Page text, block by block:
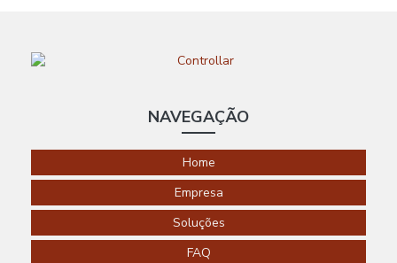
RESIDENCIAL
RESIDENCIAL
NAVEGAÇÃO
Home
Empresa
Soluções
FAQ